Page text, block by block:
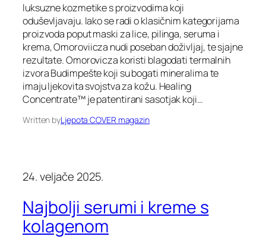
luksuzne kozmetike s proizvodima koji
oduševljavaju. Iako se radi o klasičnim kategorijama
proizvoda poput maski za lice, pilinga, seruma i
krema, Omoroviicza nudi poseban doživljaj, te sjajne
rezultate. Omorovicza koristi blagodati termalnih
izvora Budimpešte koji su bogati mineralima te
imaju ljekovita svojstva za kožu. Healing
Concentrate™ je patentirani sasotjak koji…
Written byLjepota COVER magazin
24. veljače 2025.
Najbolji serumi i kreme s
kolagenom